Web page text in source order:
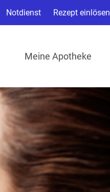
Notdienst Rezept einlösen
Meine Apotheke